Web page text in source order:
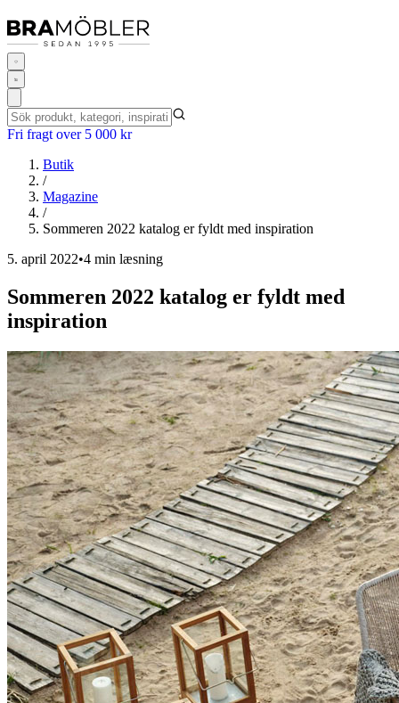
Fri fragt over 5 000 kr
Butik
/
Magazine
/
Sommeren 2022 katalog er fyldt med inspiration
5. april 2022•4 min læsning
Sommeren 2022 katalog er fyldt med
inspiration